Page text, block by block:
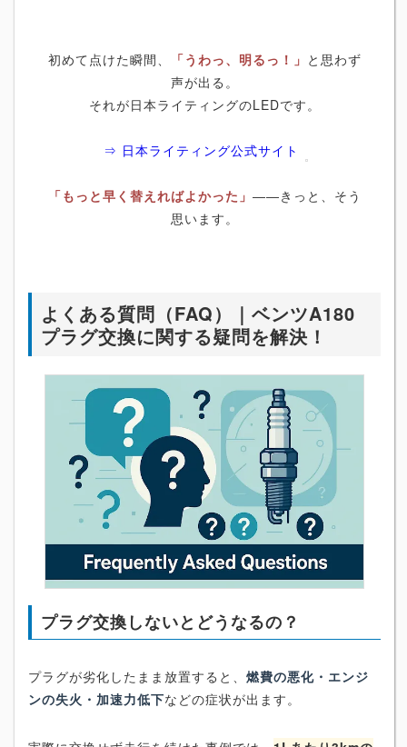
初めて点けた瞬間、 「うわっ、明るっ！」 と思わず
声が出る。
それが日本ライティングのLEDです。
⇒ 日本ライティング公式サイト
「もっと早く替えればよかった」 ――きっと、そう
思います。
よくある質問（FAQ）｜ベンツA180
プラグ交換に関する疑問を解決！
プラグ交換しないとどうなるの？
プラグが劣化したまま放置すると、 燃費の悪化・エンジ
ンの失火・加速力低下などの症状が出ます。